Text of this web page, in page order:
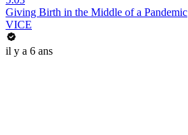
Giving Birth in the Middle of a Pandemic
VICE
il y a 6 ans